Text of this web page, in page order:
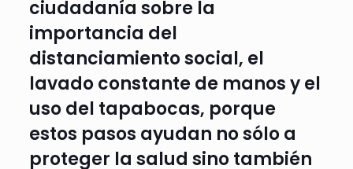
ciudadanía sobre la
importancia del
distanciamiento social, el
lavado constante de manos y el
uso del tapabocas, porque
estos pasos ayudan no sólo a
proteger la salud sino también